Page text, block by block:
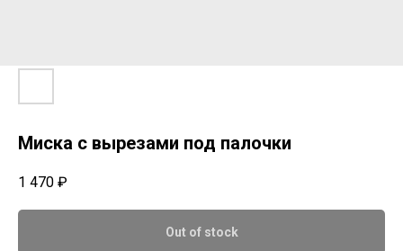
Миска с вырезами под палочки
1 470 ₽
Out of stock